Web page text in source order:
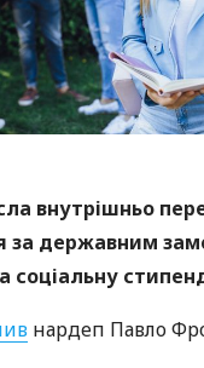
внутрішньо
за державним
соціальну
нардеп Павло